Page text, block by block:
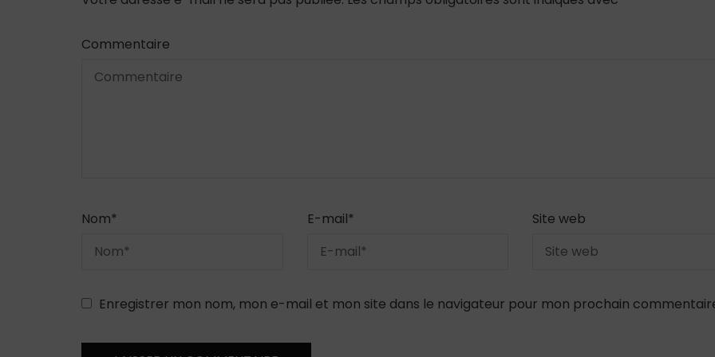
Commentaire
Nom* E-mail* Site web
Enregistrer mon nom, mon e-mail et mon site dans le navigateur pour mon prochain